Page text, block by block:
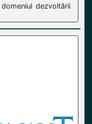
dezvoltării